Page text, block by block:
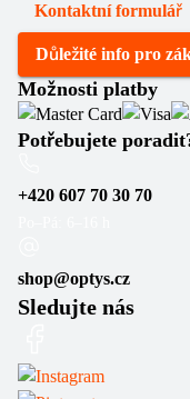
Kontaktní formulář
Důležité info pro
Možnosti platby
Potřebujete
+420 607 70 30 70
shop@optys.cz
Sledujte nás